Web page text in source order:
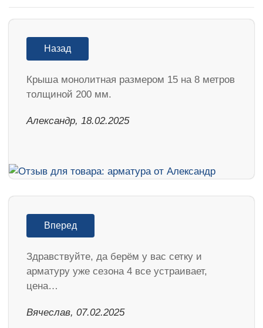
Назад
Крыша монолитная размером 15 на 8 метров
толщиной 200 мм.
Александр, 18.02.2025
Вперед
Здравствуйте, да берём у вас сетку и
арматуру уже сезона 4 все устраивает,
цена…
Вячеслав, 07.02.2025